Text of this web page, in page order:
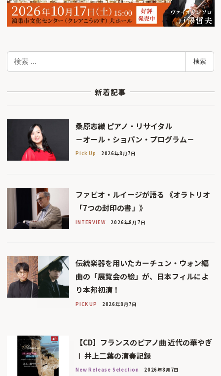
検
検索
新着記事
桑原志織 ピアノ・リサイタル
－オール・ショパン・プログラム－
Pick Up 2026年8月7日
ファビオ・ルイージが語る 《オラトリオ
「7つの封印の書」》
INTERVIEW 2026年8月7日
伝統楽器を用いたカーチュン・ウォン編
曲の「展覧会の絵」が、日本フィルによ
り本邦初演！
PICK UP 2026年8月7日
【CD】フランスのピアノ曲 近代の華やぎ
Ⅰ 井上二葉の演奏記録
New Release Selection 2026年8月7日